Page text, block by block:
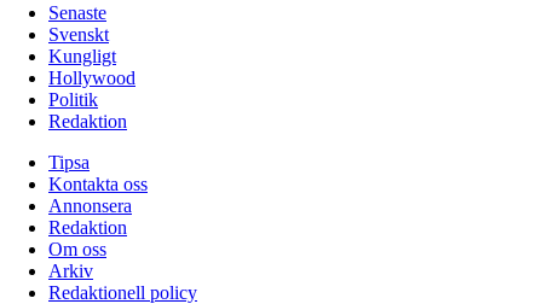
Senaste
Svenskt
Kungligt
Hollywood
Politik
Redaktion
Tipsa
Kontakta oss
Annonsera
Redaktion
Om oss
Arkiv
Redaktionell policy